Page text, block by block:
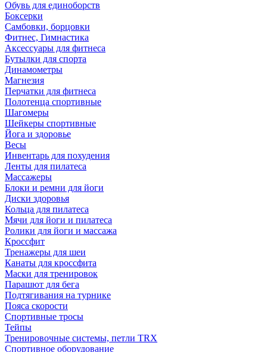
Обувь для единоборств
Боксерки
Самбовки, борцовки
Фитнес, Гимнастика
Аксессуары для фитнеса
Бутылки для спорта
Динамометры
Магнезия
Перчатки для фитнеса
Полотенца спортивные
Шагомеры
Шейкеры спортивные
Йога и здоровье
Весы
Инвентарь для похудения
Ленты для пилатеса
Массажеры
Блоки и ремни для йоги
Диски здоровья
Кольца для пилатеса
Мячи для йоги и пилатеса
Ролики для йоги и массажа
Кроссфит
Тренажеры для шеи
Канаты для кроссфита
Маски для тренировок
Парашют для бега
Подтягивания на турнике
Пояса скорости
Спортивные тросы
Тейпы
Тренировочные системы, петли TRX
Спортивное оборудование